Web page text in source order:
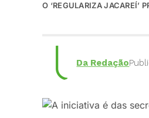
O ‘REGULARIZA JACAREÍ’
Da Redação